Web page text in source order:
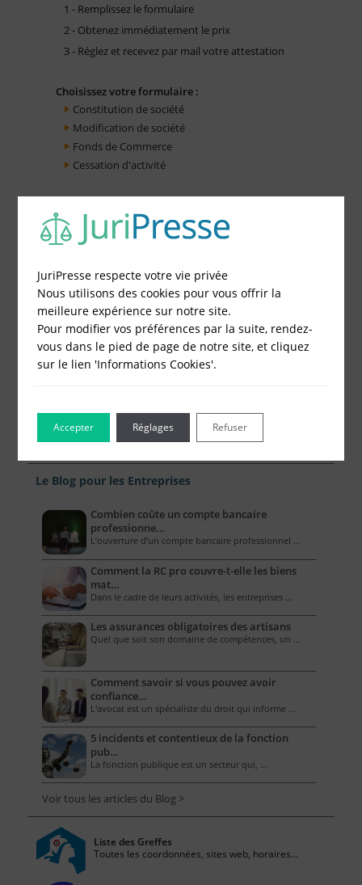
1 - Remplissez le formulaire
2 - Obtenez immédiatement le prix
3 - Réglez et recevez par mail votre attestation
Choisissez votre formulaire :
Constitution de société
Modification de société
Fonds de Commerce
Cessation d'activité
Le Blog pour les Entreprises
Combien coûte un compte bancaire
professionne…
L’ouverture d’un compte bancaire professionnel …
Comment la RC pro couvre-t-elle les biens
mat…
Dans le cadre de leurs activités, les entreprises …
Les assurances obligatoires des artisans
Quel que soit son domaine de compétences, un …
Comment savoir si vous pouvez avoir
confiance…
L'avocat est un spécialiste du droit qui informe …
5 incidents et contentieux de la fonction
pub…
La fonction publique est un secteur qui, …
Voir tous les articles du Blog >
Liste des Greffes
Toutes les coordonnées, sites web, horaires...
JuriPresse respecte votre vie privée
Nous utilisons des cookies pour vous offrir la
meilleure expérience sur notre site.
Pour modifier vos préférences par la suite, rendez-
vous dans le pied de page de notre site, et cliquez
sur le lien 'Informations Cookies'.
Accepter Refuser
Réglages